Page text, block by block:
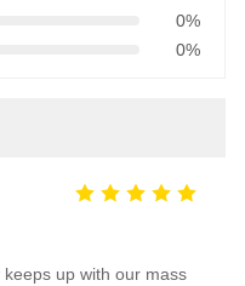
0%
0%
up with our mass